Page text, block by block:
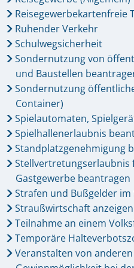
Reisegewerbekartenfreie
Ruhender Verkehr
Schulwegsicherheit
Sondernutzung von
und Baustellen
Sondernutzung
Container)
Spielautomaten,
Spielhallenerlaubnis
Standplatzgenehmigung
Gastgewerbe beantragen
Strafen und Bußgelder
Straußwirtschaft anzeigen
Teilnahme an einem
Temporäre
Veranstalten von